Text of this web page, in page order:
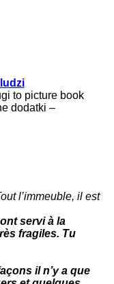
to picture book
dodatki –
l’immeuble, il est
servi à la
fragiles. Tu
il n’y a que